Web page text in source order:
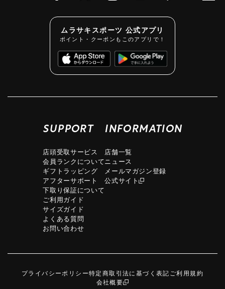
ムラサキスポーツ 公式アプリ
ポイント・クーポンもこのアプリで！
SUPPORT
店頭受取サービス
会員ランクについて
ギフトラッピング
アフターサポート
下取り保証について
ご利用ガイド
サイズガイド
よくある質問
お問い合わせ
INFORMATION
店舗一覧
ニュース
メールマガジン登録
公式サイト
プライバシーポリシー特定商取引法に基づく表記ご利用規約
会社概要